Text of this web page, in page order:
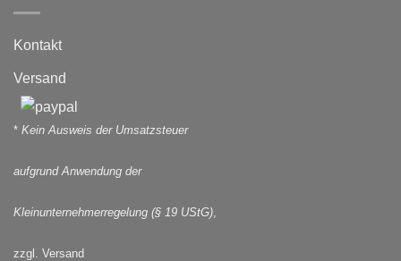
Kontakt
Versand
* Kein Ausweis der Umsatzsteuer
aufgrund Anwendung der
Kleinunternehmerregelung (§ 19 UStG)
zzgl. Versand